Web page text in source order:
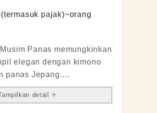
(termasuk pajak)~orang
Panas memungkinkan
elegan dengan kimono
panas Jepang.
ringan dan bernapas,
nyaman—ideal untuk
detail